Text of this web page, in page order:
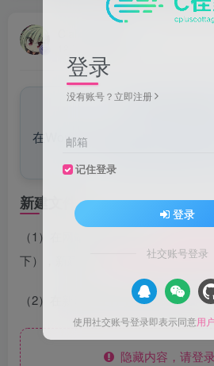
来自AI助手的总
在WordPress主题目录下创建
新建文件
（1）在网站主题目录下（ /wp-
下），新建一个 widget-
（2）在新建的文件中添加以下代码
隐藏内容，请登
登录
没有账号？立即注册
邮箱
记住登录
登录
社交账号登录
使用社交账号登录即表示同意用